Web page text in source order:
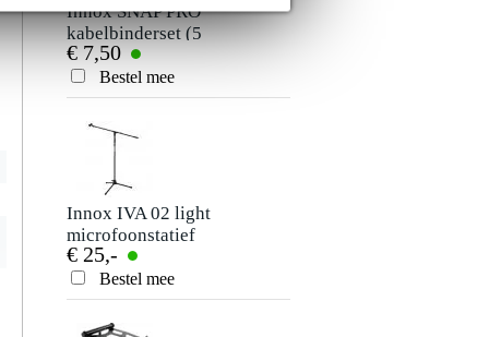
Verstuur
Innox SNAP PRO
kabelbinderset (5
stuks)
€ 7,50
Bestel mee
Innox IVA 02 light
microfoonstatief
€ 25,-
Bestel mee